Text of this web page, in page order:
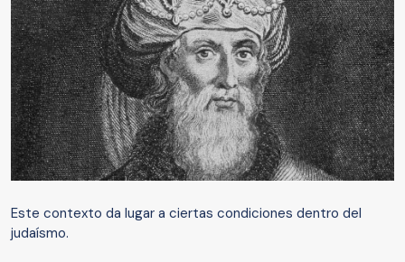
Este contexto da lugar a ciertas condiciones dentro del
judaísmo.